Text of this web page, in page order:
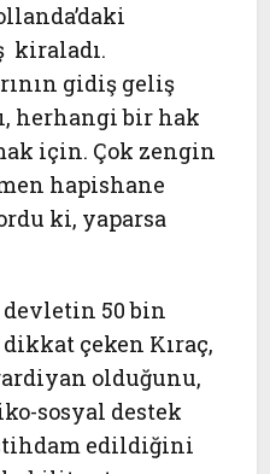
kiraladı.
gidiş geliş
herhangi bir hak
için. Çok zengin
hapishane
ki, yaparsa
50 bin
çeken Kıraç,
olduğunu,
sosyal destek
edildiğini